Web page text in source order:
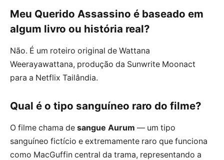
Meu Querido Assassino é baseado em
algum livro ou história real?
Não. É um roteiro original de Wattana
Weerayawattana, produção da Sunwrite Moonact
para a Netflix Tailândia.
Qual é o tipo sanguíneo raro do filme?
O filme chama de sangue Aurum — um tipo
sanguíneo fictício e extremamente raro que funciona
como MacGuffin central da trama, representando a